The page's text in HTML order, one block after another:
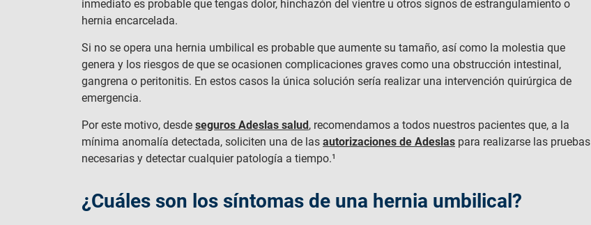
inmediato es probable que tengas dolor, hinchazón del vientre u otros signos de estrangulamiento o
hernia encarcelada.
Si no se opera una hernia umbilical es probable que aumente su tamaño, así como la molestia que
genera y los riesgos de que se ocasionen complicaciones graves como una obstrucción intestinal,
gangrena o peritonitis. En estos casos la única solución sería realizar una intervención quirúrgica de
emergencia.
Por este motivo, desde seguros Adeslas salud, recomendamos a todos nuestros pacientes que, a la
mínima anomalía detectada, soliciten una de las autorizaciones de Adeslas para realizarse las pruebas
necesarias y detectar cualquier patología a tiempo.¹
¿Cuáles son los síntomas de una hernia umbilical?